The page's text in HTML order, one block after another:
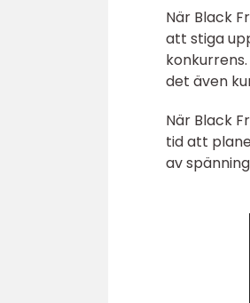
När Black
att stiga
det även
När Black
tid att
av